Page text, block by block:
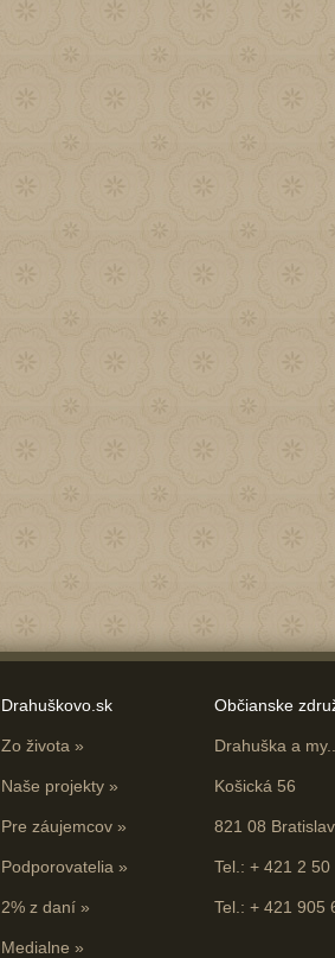
Drahuškovo.sk
Zo života »
Naše projekty »
Pre záujemcov »
Podporovatelia »
2% z daní »
Medialne »
Občianske
Drahuška a
Košická 56
821 08
Tel.: + 421 2
Tel.: + 421 905